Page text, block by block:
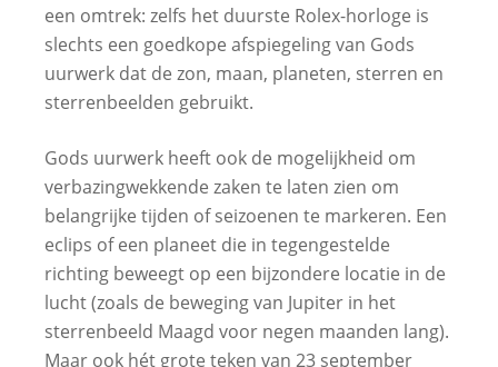
een omtrek: zelfs het duurste Rolex-horloge is
slechts een goedkope afspiegeling van Gods
uurwerk dat de zon, maan, planeten, sterren en
sterrenbeelden gebruikt.
Gods uurwerk heeft ook de mogelijkheid om
verbazingwekkende zaken te laten zien om
belangrijke tijden of seizoenen te markeren. Een
eclips of een planeet die in tegengestelde
richting beweegt op een bijzondere locatie in de
lucht (zoals de beweging van Jupiter in het
sterrenbeeld Maagd voor negen maanden lang).
Maar ook hét grote teken van 23 september